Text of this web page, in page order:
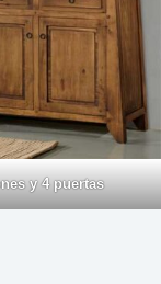
y 4 puertas